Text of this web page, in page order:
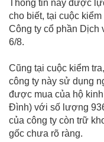
Thông tin này được
cho biết, tại cuộc
Công ty cổ phần Dịch
6/8.
Cũng tại cuộc kiểm
công ty này sử dụng
được mua của hộ
Đình) với số lượng
của công ty còn trữ
gốc chưa rõ ràng.